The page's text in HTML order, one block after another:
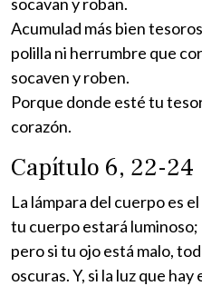
Acumulad más bien
polilla ni herrumbre que
socaven y roben.
Porque donde esté tu
corazón.
Capítulo 6, 22-24
La lámpara del cuerpo es
tu cuerpo estará luminoso;
pero si tu ojo está malo,
oscuras. Y, si la luz que